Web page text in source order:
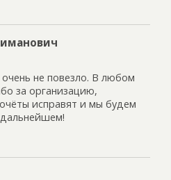
не повезло. В любом
за организацию,
исправят и мы будем